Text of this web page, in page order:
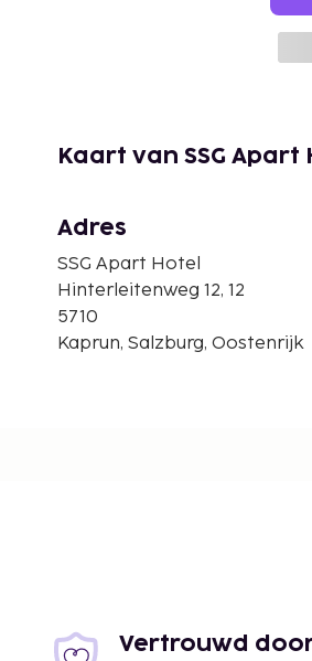
Kaart van SSG Apart
Adres
SSG Apart Hotel
Hinterleitenweg 12, 12
5710
Kaprun, Salzburg, Oostenrijk
Vertrouwd